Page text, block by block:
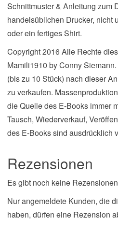
Schnittmuster & Anleitung zum
handelsüblichen Drucker, nicht
oder ein fertiges Shirt.
Copyright 2016 Alle Rechte
Mamili1910 by Conny
(bis zu 10 Stück) nach dieser
zu verkaufen.
die Quelle des E-Books immer
Tausch, Wiederverkauf,
des E-Books sind ausdrücklich
Rezensionen
Es gibt noch keine
Nur angemeldete Kunden, die
haben, dürfen eine Rezension